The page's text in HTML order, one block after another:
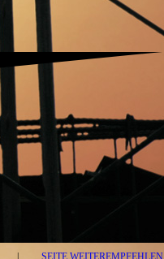
| SEITE WEITEREMPFEHLEN